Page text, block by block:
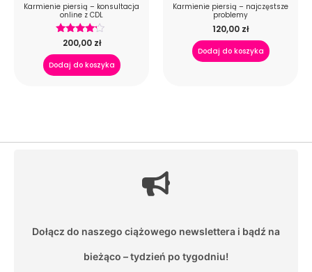
Karmienie piersią – konsultacja
online z CDL
Oceniono
4.00
200,00 zł
Dodaj do koszyka
Karmienie piersią – najczęstsze
problemy
120,00 zł
Dodaj do koszyka
Dołącz do naszego ciążowego newslettera i bądź na
bieżąco – tydzień po tygodniu!